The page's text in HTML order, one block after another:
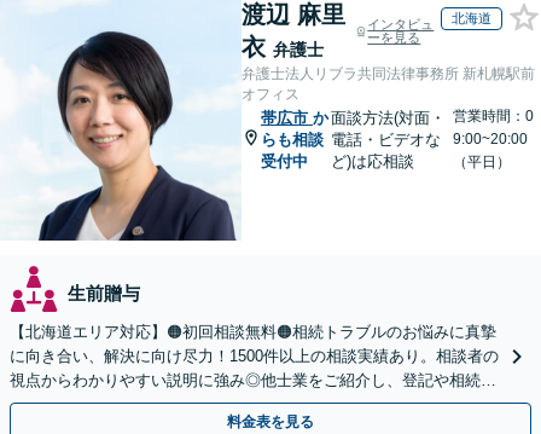
渡辺 麻里
衣 弁護士
インタビュ
ーを見る
北海道
弁護士法人リブラ共同法律事務所 新札幌駅前
オフィス
帯広市 か
らも相談
受付中
面談方法(対面・
電話・ビデオな
ど)は応相談
営業時間：0
9:00~20:00
（平日）
生前贈与
【北海道エリア対応】🟠初回相談無料🟠相続トラブルのお悩みに真摯
に向き合い、解決に向け尽力！1500件以上の相談実績あり。相談者の
視点からわかりやすい説明に強み◎他士業をご紹介し、登記や相続税
の申告までワンストップで対応【夜間相談可】
料金表を見る